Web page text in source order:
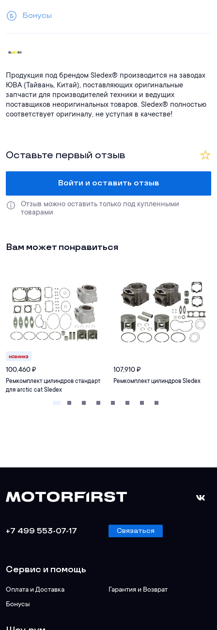
Бонусы
Продукция под брендом Sledex® производится на заводах
ЮВА (Тайвань, Китай), поставляющих оригинальные
запчасти для производителей техники и ведущих
поставщиков неоригинальных товаров. Sledex® полностью
соответствует оригиналу, не уступая в качестве!
Оставьте первый отзыв
Войти и оставить отзыв
Отзыв можно оставить только под купленными
товарами
Вам может понравиться
новинка
100,460₽
Ремкомплект цилиндров стандарт
для arctic cat Sledex
107,910₽
Ремкомплект цилиндров Sledex
+7 499 553-07-17 Связаться
Сервис и помощь
Оплата и Доставка
Гарантия и Возврат
Бонусы